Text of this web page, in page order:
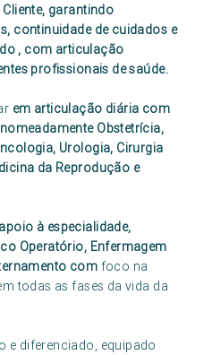
garantindo
continuidade de cuidados e
, com articulação
profissionais de saúde.
em articulação diária com
Obstetrícia,
Urologia, Cirurgia
da Reprodução e
à especialidade,
Operatório, Enfermagem
com foco na
todas as fases da vida da
e diferenciado, equipado